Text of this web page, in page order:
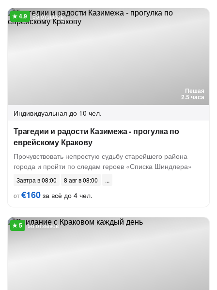
Пешая
2.5 часа
50 отзывов
Индивидуальная до 10 чел.
Трагедии и радости Казимежа - прогулка по
еврейскому Кракову
Прочувствовать непростую судьбу старейшего района
города и пройти по следам героев «Списка Шиндлера»
Завтра в 08:00
8 авг в 08:00
от€160 за всё до 4 чел.
98 отзывов